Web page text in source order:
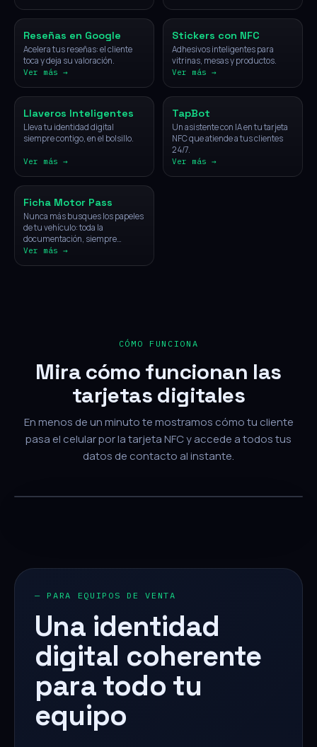
NFC
Reseñas en Google
Acelera tus reseñas: el cliente
toca y deja su valoración.
Ver más →
NFC
Stickers con NFC
Adhesivos inteligentes para
vitrinas, mesas y productos.
Ver más →
NFC
Llaveros Inteligentes
Lleva tu identidad digital
siempre contigo, en el bolsillo.
Ver más →
IA
TapBot
Un asistente con IA en tu tarjeta
NFC que atiende a tus clientes
24/7.
Ver más →
Vehículos
Ficha Motor Pass
Nunca más busques los papeles
de tu vehículo: toda la
documentación, siempre
disponible con un solo toque.
Ver más →
CÓMO FUNCIONA
Mira cómo funcionan las
tarjetas digitales
En menos de un minuto te mostramos cómo tu cliente
pasa el celular por la tarjeta NFC y accede a todos tus
datos de contacto al instante.
— PARA EQUIPOS DE VENTA
Una identidad
digital coherente
para todo tu
equipo